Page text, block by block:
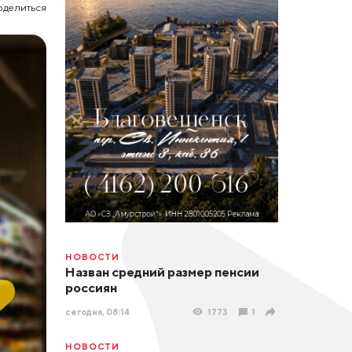
НОВОСТИ
Назван средний размер пенсии
россиян
сегодня, 08:14 1773 1
НОВОСТИ